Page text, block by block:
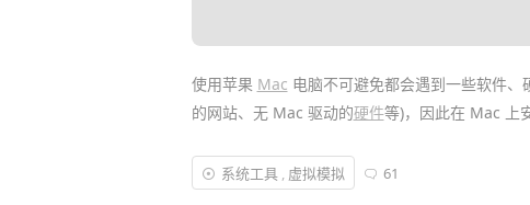
使用苹果 Mac 电脑不可避免都会遇到一些软件
的网站、无 Mac 驱动的硬件等)，因此在 Mac 上
曾经我们可用 BootCamp 安装双系统，但如今只
秀高性能的虚拟机软件 (同类有
系统工具, 虚拟模拟 61